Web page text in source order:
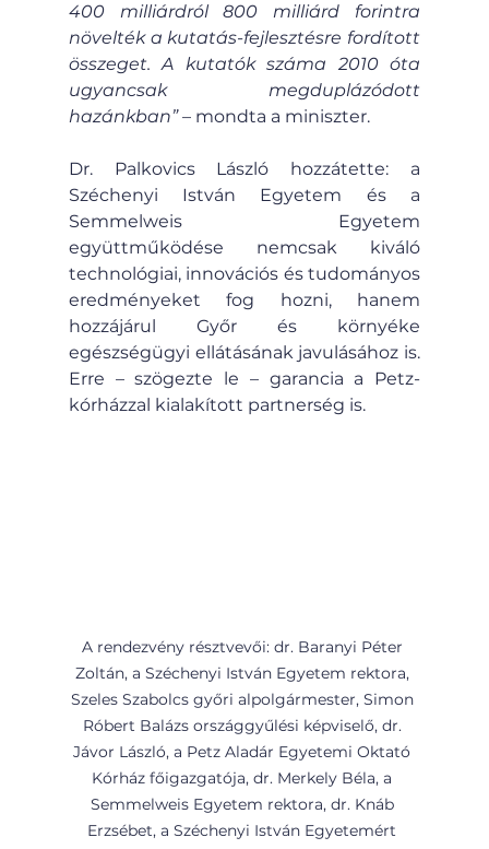
400 milliárdról 800 milliárd forintra
növelték a kutatás-fejlesztésre fordított
összeget. A kutatók száma 2010 óta
ugyancsak megduplázódott
hazánkban” – mondta a miniszter.
Dr. Palkovics László hozzátette: a
Széchenyi István Egyetem és a
Semmelweis Egyetem
együttműködése nemcsak kiváló
technológiai, innovációs és tudományos
eredményeket fog hozni, hanem
hozzájárul Győr és környéke
egészségügyi ellátásának javulásához is.
Erre – szögezte le – garancia a Petz-
kórházzal kialakított partnerség is.
A rendezvény résztvevői: dr. Baranyi Péter
Zoltán, a Széchenyi István Egyetem rektora,
Szeles Szabolcs győri alpolgármester, Simon
Róbert Balázs országgyűlési képviselő, dr.
Jávor László, a Petz Aladár Egyetemi Oktató
Kórház főigazgatója, dr. Merkely Béla, a
Semmelweis Egyetem rektora, dr. Knáb
Erzsébet, a Széchenyi István Egyetemért